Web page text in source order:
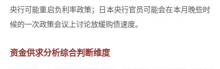
央行可能重启负利率政策；日本央行官员可能会在本月晚些时
候的一次政策会议上讨论放缓购债速度。
资金供求分析综合判断维度